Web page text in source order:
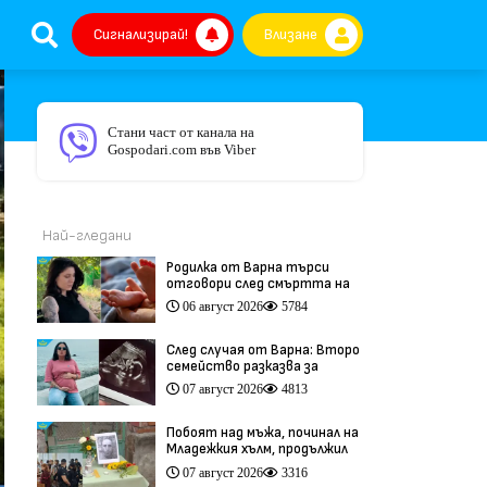
Сигнализирай! Влизане
Стани част от канала на
Gospodari.com във Viber
Най-гледани
Родилка от Варна търси
отговори след смъртта на
бебето ѝ дни преди секцио
(видео)
06 август 2026 5784
След случая от Варна: Второ
семейство разказва за
трагедия след бременност
при същия лекар (видео)
07 август 2026 4813
Побоят над мъжа, починал на
Младежкия хълм, продължил
повече от час (видео)
07 август 2026 3316